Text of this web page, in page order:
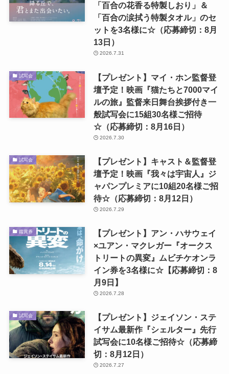
「百合の花香る特製しおり」＆
「百合の涙拭う特製タオル」のセ
ットを3名様に☆（応募締切：8月
13日）
2026.7.31
試写会
【プレゼント】マイ・ホン監督登
壇予定！映画『猫たちと7000マイ
ルの旅』監督来日舞台挨拶付き一
般試写会に15組30名様ご招待
☆（応募締切：8月16日）
2026.7.30
試写会
【プレゼント】キャスト＆監督登
壇予定！映画『我々は宇宙人』ジ
ャパンプレミアに10組20名様ご招
待☆（応募締切：8月12日）
2026.7.29
鑑賞券
【プレゼント】アン・ハサウェイ
×ユアン・マクレガー『オークス
トリートの異変』ムビチケオンラ
イン券を3名様に☆【応募締切：8
月9日】
2026.7.28
試写会
【プレゼント】ジェイソン・ステ
イサム最新作『シェルター』先行
試写会に10名様ご招待☆（応募締
切：8月12日）
2026.7.27